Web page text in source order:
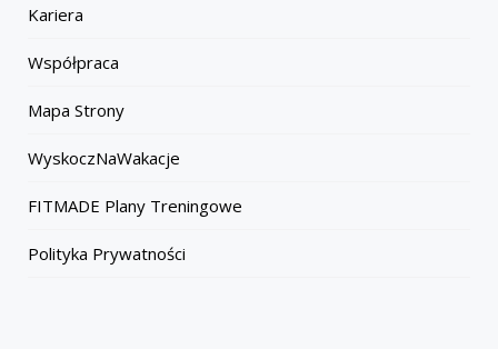
Kariera
Współpraca
Mapa Strony
WyskoczNaWakacje
FITMADE Plany Treningowe
Polityka Prywatności